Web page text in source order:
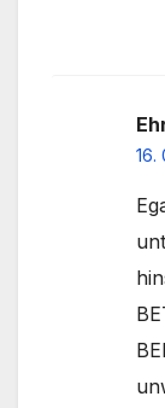
16.